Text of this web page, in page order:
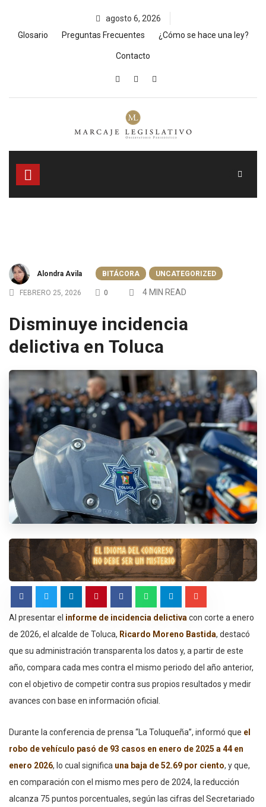
content
agosto 6, 2026
Glosario
Preguntas Frecuentes ¿Cómo se hace una ley?
Contacto
Alondra Avila BITÁCORA UNCATEGORIZED
FEBRERO 25, 2026 0 4 MIN READ
Disminuye incidencia
delictiva en Toluca
Al presentar el informe de incidencia delictivacon corte a enero
de 2026, el alcalde de Toluca, Ricardo Moreno Bastida, destacó
que su administración transparenta los datos y, a partir de este
año, compara cada mes contra el mismo periodo del año anterior,
con el objetivo de competir contra sus propios resultados y medir
avances con base en información oficial.
Durante la conferencia de prensa “La Toluqueña”, informó que el
robo de vehículo pasó de 93 casos en enero de 2025 a 44 en
enero 2026, lo cual significa una baja de 52.69 por ciento, y que,
en comparación con el mismo mes pero de 2024, la reducción
alcanza 75 puntos porcentuales, según las cifras del Secretariado